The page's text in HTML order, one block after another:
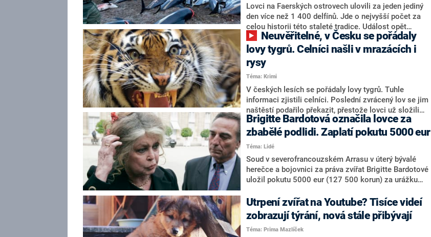
Lovci na Faerských ostrovech ulovili za jeden jediný
den více než 1 400 delfínů. Jde o nejvyšší počet za
celou historii této staleté tradice. Událost opět
odstartovala debatu, zda by se nemělo lovení kytovců
v takových objemech zakázat.
lovy tygrů. Celníci našli v mrazácích i
rysy
Téma: Krimi
V českých lesích se pořádaly lovy tygrů. Tuhle
informaci zjistili celníci. Poslední zvrácený lov se jim
naštěstí podařilo překazit, přestože lovci už složili
zálohu a dodavatel byl připraven dodat tři tygry. Během
razií navíc celníci objevili celou řadu upytlačených
vzácných živočichů, našli i těla tří ohrožených rysů.
Brigitte Bardotová označila lovce za
zbabělé podlidi. Zaplatí pokutu 5000 eur
Téma: Lidé
Soud v severofrancouzském Arrasu v úterý bývalé
herečce a bojovnici za práva zvířat Brigitte Bardotové
uložil pokutu 5000 eur (127 500 korun) za urážku
tom informovala agentura AFP.
Utrpení zvířat na Youtube? Tisíce videí
zobrazují týrání, nová stále přibývají
Téma: Prima Mazlíček